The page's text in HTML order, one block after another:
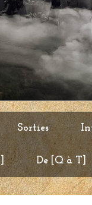
Sorties
De [Q à T]